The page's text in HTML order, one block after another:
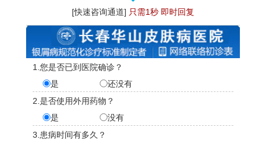
[快速咨询通道] 只需1秒 即时回复
1.您是否已到医院确诊？
是
还没有
2.是否使用外用药物？
是
没有
3.患病时间有多久？